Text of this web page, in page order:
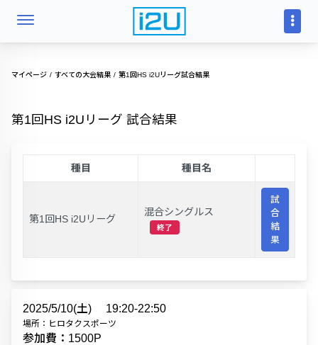
マイページ すべての大会結果 第1回HS i2Uリーグ試合結果
第1回HS i2Uリーグ 試合結果
種目 種目名
第1回HS i2Uリーグ
混合シングルス
終了
試
合
結
果
2025/5/10(土) 19:20-22:50
場所：ヒロタクスポーツ
参加費：1500P